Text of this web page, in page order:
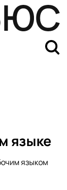
языке
языком
признали в